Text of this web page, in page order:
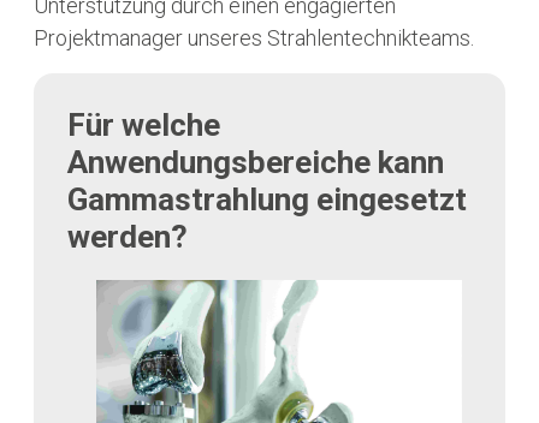
Unterstützung durch einen engagierten
Projektmanager unseres Strahlentechnikteams.
Für welche
Anwendungsbereiche kann
Gammastrahlung eingesetzt
werden?